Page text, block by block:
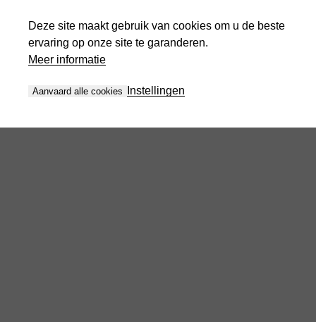
Deze site maakt gebruik van cookies om u de beste
ervaring op onze site te garanderen.
Meer informatie
Aanvaard alle cookies Instellingen